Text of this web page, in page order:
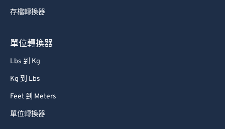
存檔轉換器
單位轉換器
Lbs 到 Kg
Kg 到 Lbs
Feet 到 Meters
單位轉換器